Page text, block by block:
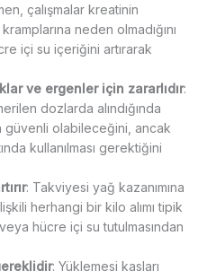
çalışmalar kreatinin
neden olmadığını
içi su içeriğini artırarak
ve ergenler için zararlıdır:
dozlarda alındığında
olabileceğini, ancak
kullanılması gerektiğini
: Takviyesi yağ kazanımına
herhangi bir kilo alımı tipik
hücre içi su tutulmasından
: Yüklemesi kasları